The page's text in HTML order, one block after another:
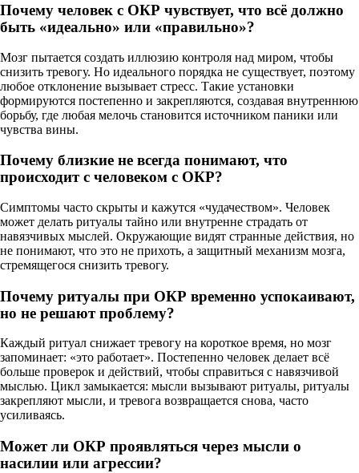
Почему человек с ОКР чувствует, что всё должно
быть «идеально» или «правильно»?
Мозг пытается создать иллюзию контроля над миром, чтобы
снизить тревогу. Но идеального порядка не существует, поэтому
любое отклонение вызывает стресс. Такие установки
формируются постепенно и закрепляются, создавая внутреннюю
борьбу, где любая мелочь становится источником паники или
чувства вины.
Почему близкие не всегда понимают, что
происходит с человеком с ОКР?
Симптомы часто скрыты и кажутся «чудачеством». Человек
может делать ритуалы тайно или внутренне страдать от
навязчивых мыслей. Окружающие видят странные действия, но
не понимают, что это не прихоть, а защитный механизм мозга,
стремящегося снизить тревогу.
Почему ритуалы при ОКР временно успокаивают,
но не решают проблему?
Каждый ритуал снижает тревогу на короткое время, но мозг
запоминает: «это работает». Постепенно человек делает всё
больше проверок и действий, чтобы справиться с навязчивой
мыслью. Цикл замыкается: мысли вызывают ритуалы, ритуалы
закрепляют мысли, и тревога возвращается снова, часто
усиливаясь.
Может ли ОКР проявляться через мысли о
насилии или агрессии?